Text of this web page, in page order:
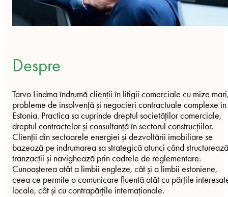
Despre
Tarvo Lindma îndrumă clienții în litigii comerciale cu mize
probleme de insolvență și negocieri contractuale complexe în
Estonia. Practica sa cuprinde dreptul societăților comerciale,
dreptul contractelor și consultanță în sectorul construcțiilor.
Clienții din sectoarele energiei și dezvoltării imobiliare se
bazează pe îndrumarea sa strategică atunci când structurează
tranzacții și navighează prin cadrele de reglementare.
Cunoașterea atât a limbii engleze, cât și a limbii estoniene,
ceea ce permite o comunicare fluentă atât cu părțile
locale, cât și cu contrapărțile internaționale.